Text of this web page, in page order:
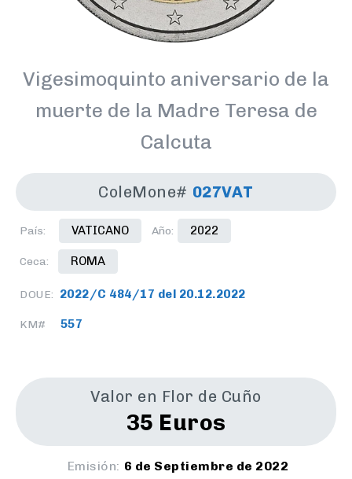
Vigesimoquinto aniversario de la
muerte de la Madre Teresa de
Calcuta
ColeMone# 027VAT
País: VATICANO Año: 2022
Ceca: ROMA
DOUE: 2022/C 484/17 del 20.12.2022
KM# 557
Valor en Flor de Cuño
35 Euros
Emisión: 6 de Septiembre de 2022